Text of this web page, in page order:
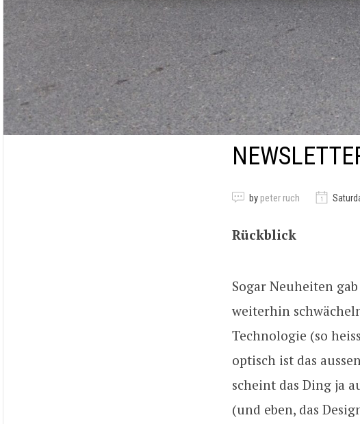
by peter ruch
Rückblick
Sogar Neuheiten
weiterhin
Technologie (so
optisch ist das
scheint das Ding ja
(und eben, das